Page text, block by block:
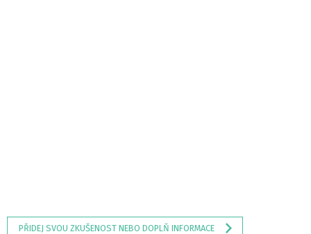
PŘIDEJ SVOU ZKUŠENOST NEBO DOPLŇ INFORMACE